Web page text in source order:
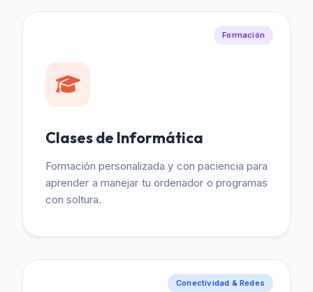
Formación
Clases de Informática
Formación personalizada y con paciencia para
aprender a manejar tu ordenador o programas
con soltura.
Conectividad & Redes